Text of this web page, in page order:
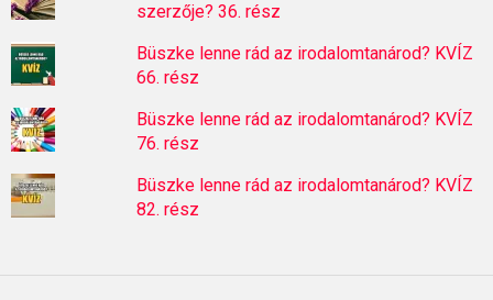
szerzője? 36. rész
Büszke lenne rád az irodalomtanárod? KVÍZ
66. rész
Büszke lenne rád az irodalomtanárod? KVÍZ
76. rész
Büszke lenne rád az irodalomtanárod? KVÍZ
82. rész